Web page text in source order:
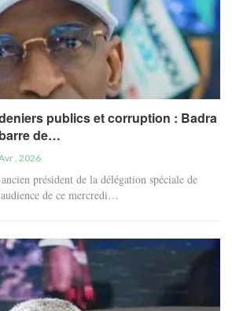
publics et corruption : Badra
de…
, 2026
président de la délégation spéciale de
de ce mercredi…